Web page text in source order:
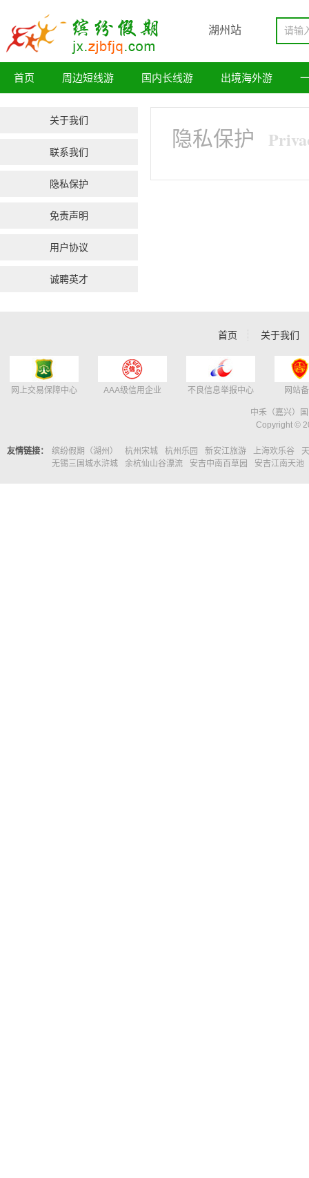
湖州站
首页 周边短线游 国内长线游 出境海外游
关于我们
联系我们
隐私保护
免责声明
用户协议
诚聘英才
隐私保护
首页 关于我们
网上交易保障中心 AAA级信用企业 不良信息举报中心 网站
中禾（嘉兴）
Copyright ©
友情链接： 缤纷假期（湖州） 杭州宋城 杭州乐园 新安江旅游 上海欢乐谷
无锡三国城水浒城
余杭仙山谷漂流 安吉中南百草园 安吉江南天池